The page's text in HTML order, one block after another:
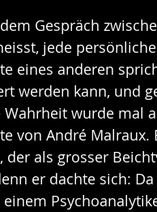
Gespräch
jede
eines anderen
werden kann, und
Wahrheit wurde mal
von André
der als grosser
er dachte sich: